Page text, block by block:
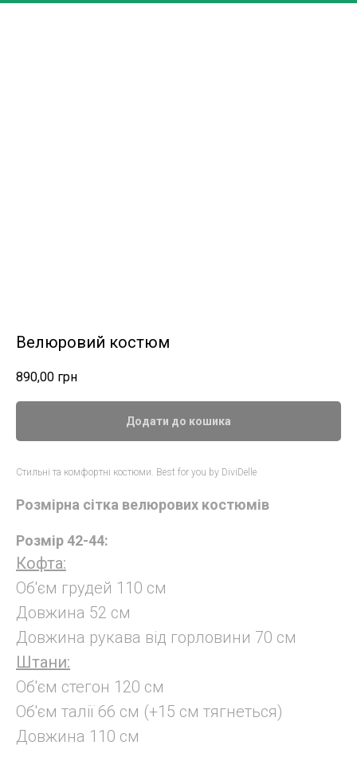
Велюровий костюм
890,00 грн
Додати до кошика
Стильні та комфортні костюми. Best for you by DiviDelle
Розмірна сітка велюрових костюмів
Розмір 42-44:
Кофта:
Об'єм грудей 110 см
Довжина 52 см
Довжина рукава від горловини 70 см
Штани:
Об'єм стегон 120 см
Об'єм талії 66 см (+15 см тягнеться)
Довжина 110 см